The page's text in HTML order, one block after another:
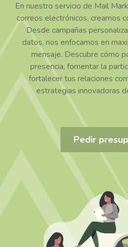
En nuestro servicio de Mail
correos electrónicos, creamos
Desde campañas
datos, nos enfocamos en
mensaje. Descubre cómo
presencia, fomentar la
fortalecer tus relaciones
estrategias innovadoras
Pedir